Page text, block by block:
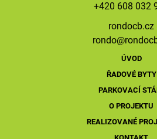
+420 608 032
rondocb.cz
rondo@
ÚVOD
ŘADOVÉ BYTY
PARKOVACÍ
O PROJEKTU
REALIZOVANÉ